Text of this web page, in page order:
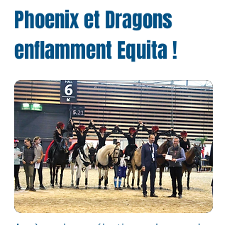
Phoenix et Dragons
enflamment Equita !